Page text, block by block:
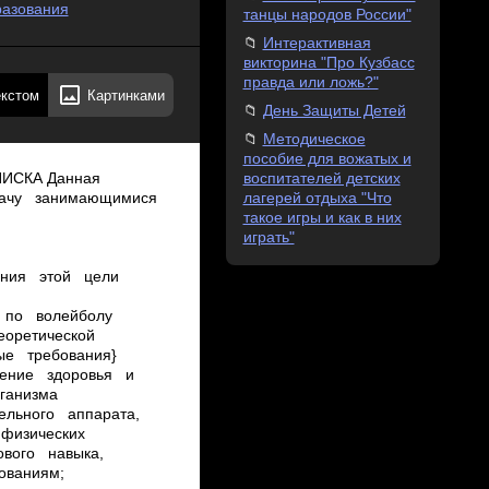
Картинками
ловкости. Нижняя боковая подача. 19. Упражнения для развития силовых качеств. Верхняя прямая подача. 20. Упражнения для развития мышц брюшного пресса. Верхняя прямая подача 21. Упражнения для развития выносливости. Прием мяча снизу двумя руками после подачи. 22. Упражнения с набивными мячами. Прием мяча снизу двумя руками после подачи. 23. Упражнения для развития ловкости. Передачи мяча сверху и снизу двумя руками в парах. 24. Упражнения для развития скоростных качеств. Прием мяча снизу двумя руками в парах. 25. Упражнения для развития силовых качеств. Прием мяча снизу в зонах 6, 1,5 в зону 3. 26. Упражнения для развития скоростных качеств. Передача мяча сверху двумя руками в зоны 4,2 после приема мяча снизу в зонах 1,6,5 в зону 3. 27. Прыжок в высоту способом «перешагивание». Передача мяча сверху двумя руками в зоны 4,2 после приема мяча снизу в зонах 1,6,5 в зону 3. 28. Упражнения для развития прыгучести. Передача мяча сверху двумя руками в зоны 4,2 после приема мяча снизу в зонах 1,6,5 в зону 3. 29. Акробатические соединения. Нападающий удар по ходу сильнейшей рукой с разбега (1,2,3 шага) по мячу, установленному в держателе. 30. Упражнения для мышц плечево
танцы народов России"
Интерактивная
викторина "Про Кузбасс
правда или ложь?"
День Защиты Детей
Методическое
пособие для вожатых и
воспитателей детских
лагерей отдыха "Что
такое игры и как в них
играть"